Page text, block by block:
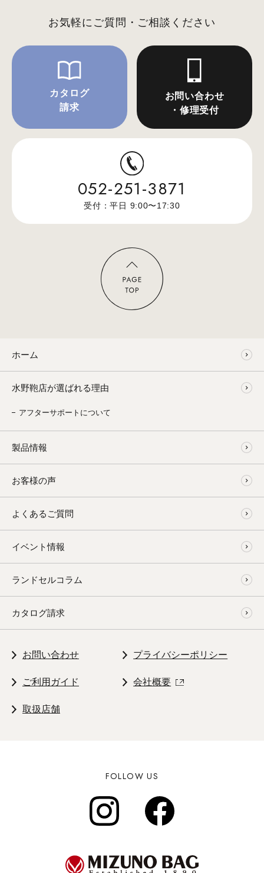
お気軽にご質問・ご相談ください
カタログ
請求
お問い合わせ
・修理受付
052-251-3871
受付：平日 9:00〜17:30
ホーム
水野鞄店が選ばれる理由
アフターサポートについて
製品情報
お客様の声
よくあるご質問
イベント情報
ランドセルコラム
カタログ請求
お問い合わせ プライバシーポリシー
ご利用ガイド 会社概要
取扱店舗
FOLLOW US